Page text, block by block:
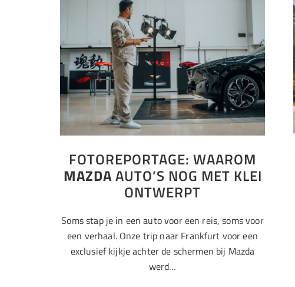
FOTOREPORTAGE: WAAROM
MAZDAAUTO’S NOG MET KLEI
ONTWERPT
Soms stap je in een auto voor een reis, soms voor
een verhaal. Onze trip naar Frankfurt voor een
exclusief kijkje achter de schermen bij Mazda
werd…